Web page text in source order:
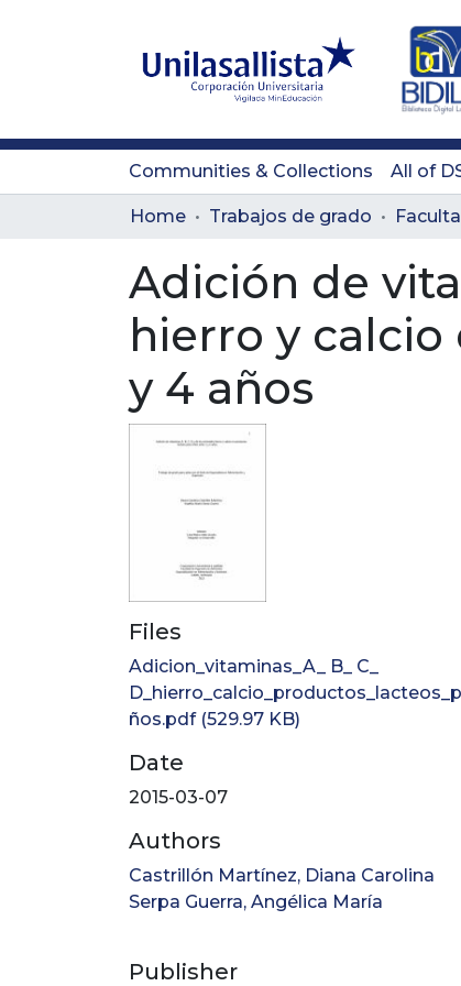
Communities & Collections All of
Home Trabajos de grado
Adición de
hierro y calcio
y 4 años
Files
Adicion_vitaminas_A_ B_ C_
ños.pdf(529.97 KB)
Date
2015-03-07
Authors
Castrillón Martínez, Diana Carolina
Serpa Guerra, Angélica María
Publisher